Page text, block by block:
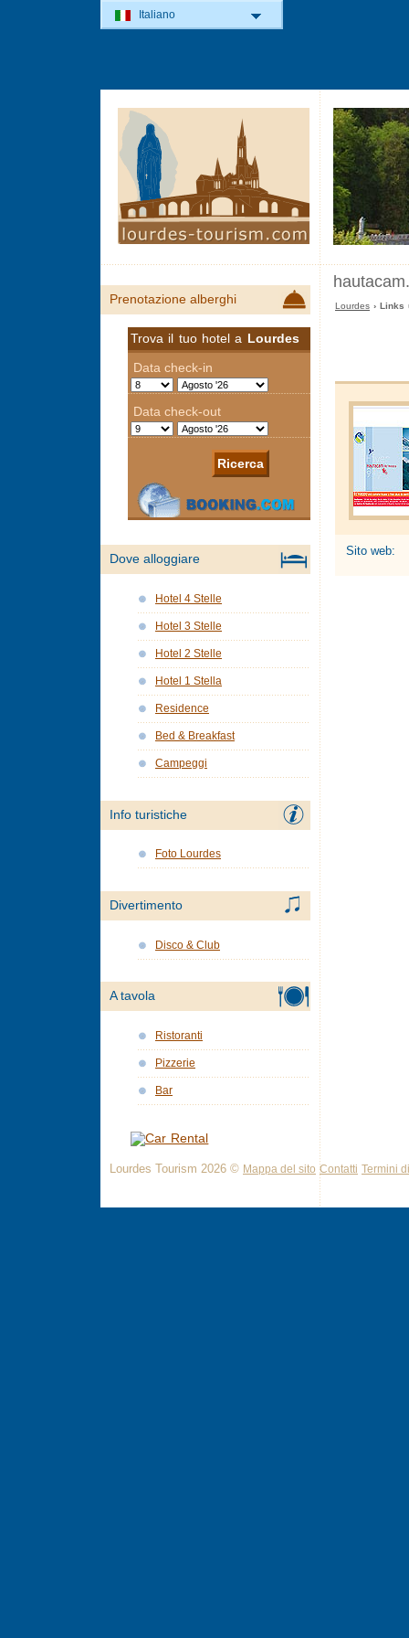
Lourdes › Links
Sito web:
Prenotazione alberghi
Trova il tuo hotel a Lourdes
Dove alloggiare
Hotel 4 Stelle
Hotel 3 Stelle
Hotel 2 Stelle
Hotel 1 Stella
Residence
Bed & Breakfast
Campeggi
Info turistiche
Foto Lourdes
Divertimento
Disco & Club
A tavola
Ristoranti
Pizzerie
Bar
Lourdes Tourism 2026 © Mappa del sito Contatti Termini
Italiano